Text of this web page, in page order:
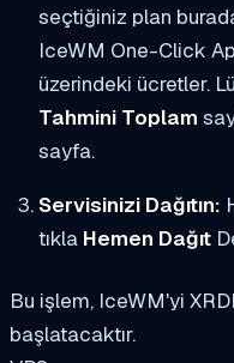
seçtiğiniz plan
IceWM One-Click
üzerindeki ücretler.
Tahmini Toplam
sayfa.
Servisinizi Dağıtın:
tıkla Hemen Dağıt
Bu işlem, IceWM'yi
başlatacaktır.